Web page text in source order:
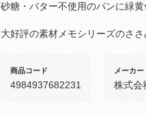
砂糖・バター不使用のパンに緑
大好評の素材メモシリーズのさ
商品コード
4984937682231
メーカー
株式会